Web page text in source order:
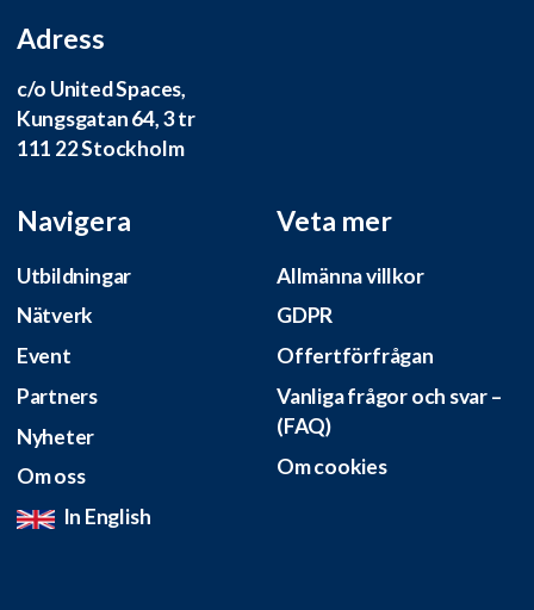
Adress
c/o United Spaces,
Kungsgatan 64, 3 tr
111 22 Stockholm
Navigera
Utbildningar
Nätverk
Event
Partners
Nyheter
Om oss
In English
Veta mer
Allmänna villkor
GDPR
Offertförfrågan
Vanliga frågor och svar –
(FAQ)
Om cookies